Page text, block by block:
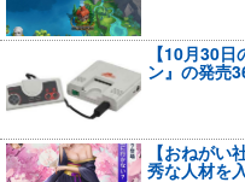
【10月30
ン』の発売
【おねがい
秀な人材を